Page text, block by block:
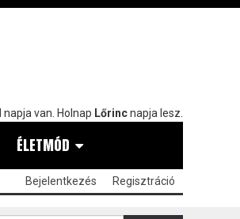
napja van. Holnap Lőrincnapja lesz.
ÉLETMÓD
Bejelentkezés Regisztráció